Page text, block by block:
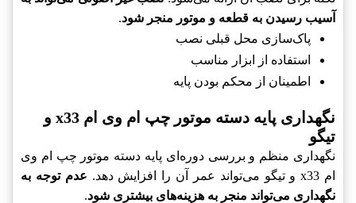
آسیب رسیدن به قطعه و موتور منجر شود.
پاک‌سازی محل قبلی نصب
استفاده از ابزار مناسب
اطمینان از محکم بودن پایه
نگهداری پایه دسته موتور چپ ام وی ام x33 و
تیگو
نگهداری منظم و بررسی دوره‌ای پایه دسته موتور چپ ام وی
ام x33 و تیگو می‌تواند عمر آن را افزایش دهد.
عدم توجه به
نگهداری می‌تواند منجر به هزینه‌های بیشتری شود.